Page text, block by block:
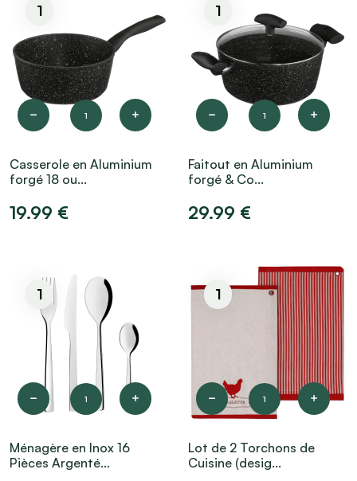
1
1
Casserole en Aluminium
forgé 18 ou...
19.99 €
1
1
Faitout en Aluminium
forgé & Co...
29.99 €
1
1
Ménagère en Inox 16
Pièces Argenté...
1
1
Lot de 2 Torchons de
Cuisine (desig...